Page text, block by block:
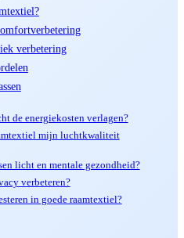
verbetering
de energiekosten verlagen?
mijn luchtkwaliteit
licht en mentale gezondheid?
verbeteren?
in goede raamtextiel?